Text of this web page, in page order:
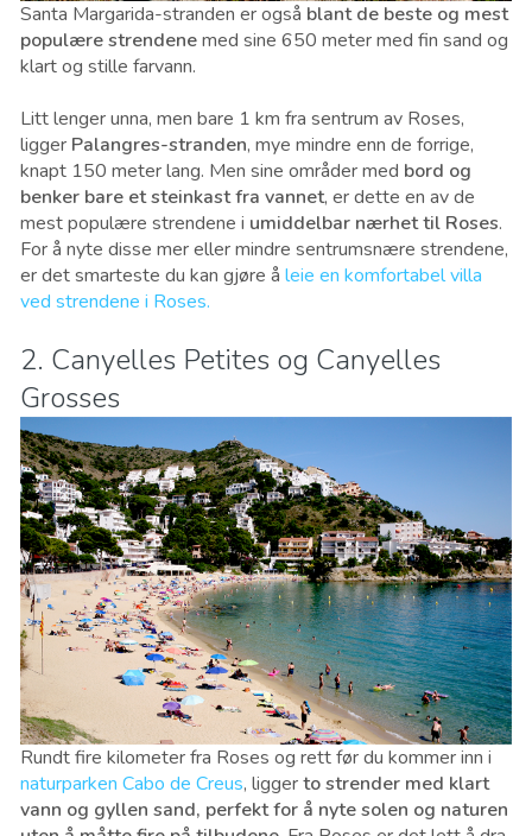
Santa Margarida-stranden er også blant de beste og mest
populære strendenemed sine 650 meter med fin sand og
klart og stille farvann.
Litt lenger unna, men bare 1 km fra sentrum av Roses,
ligger Palangres-stranden, mye mindre enn de forrige,
knapt 150 meter lang. Men sine områder med bord og
benker bare et steinkast fra vannet, er dette en av de
mest populære strendene i umiddelbar nærhet til Roses.
For å nyte disse mer eller mindre sentrumsnære strendene,
er det smarteste du kan gjøre å leie en komfortabel villa
ved strendene i Roses.
2. Canyelles Petites og Canyelles
Grosses
Rundt fire kilometer fra Roses og rett før du kommer inn i
naturparken Cabo de Creus, liggerto strender med klart
vann og gyllen sand, perfekt for å nyte solen og naturen